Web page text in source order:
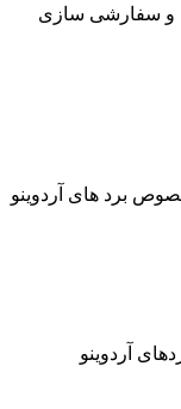
و سفارشی سازی
برد های آردوینو
آردوینو